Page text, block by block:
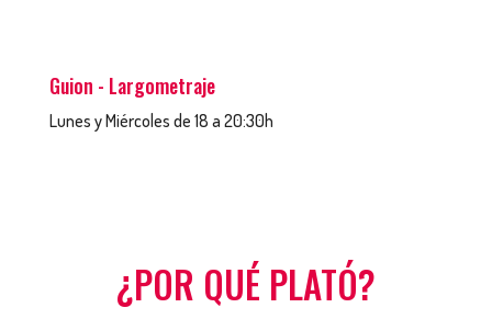
Guion - Largometraje
Lunes y Miércoles de 18 a 20:30h
¿POR QUÉ PLATÓ?